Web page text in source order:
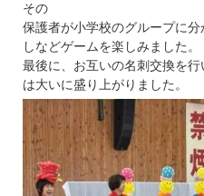
その
保護者が小学校のグループに
しなどゲームを楽しみました。
最後に、お互いの名刺交換を
は大いに盛り上がりました。